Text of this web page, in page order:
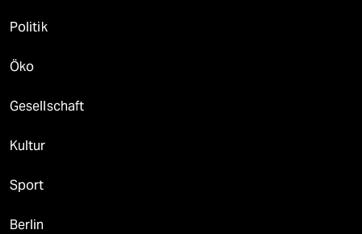
Politik
Öko
Gesellschaft
Kultur
Sport
Berlin